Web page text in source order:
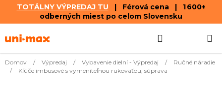
TOTÁLNY VÝPREDAJ TU | Férová cena | 1 600+
odberných miest po celom Slovensku
na
KOŠÍK
Domov / Výpredaj / Vybavenie dielní - Výpredaj /
Ručné náradie
/
Kľúče imbusové s vymeniteľnou rukoväťou, súprava